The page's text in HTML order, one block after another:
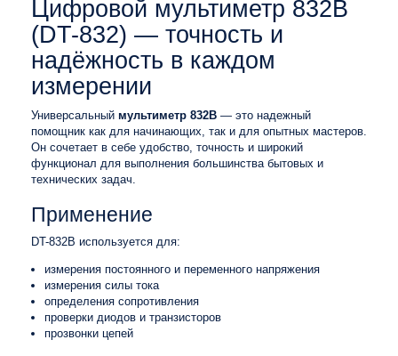
Цифровой мультиметр 832B
(DT-832) — точность и
надёжность в каждом
измерении
Универсальный мультиметр 832B — это надежный
помощник как для начинающих, так и для опытных мастеров.
Он сочетает в себе удобство, точность и широкий
функционал для выполнения большинства бытовых и
технических задач.
Применение
DT-832B используется для:
измерения постоянного и переменного напряжения
измерения силы тока
определения сопротивления
проверки диодов и транзисторов
прозвонки цепей